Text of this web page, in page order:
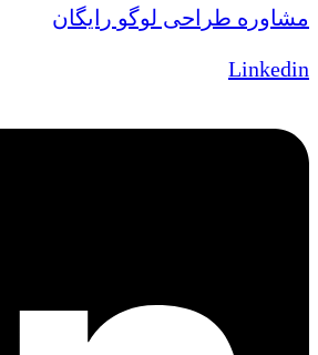
مشاوره طراحی لوگو رایگان
Linkedin